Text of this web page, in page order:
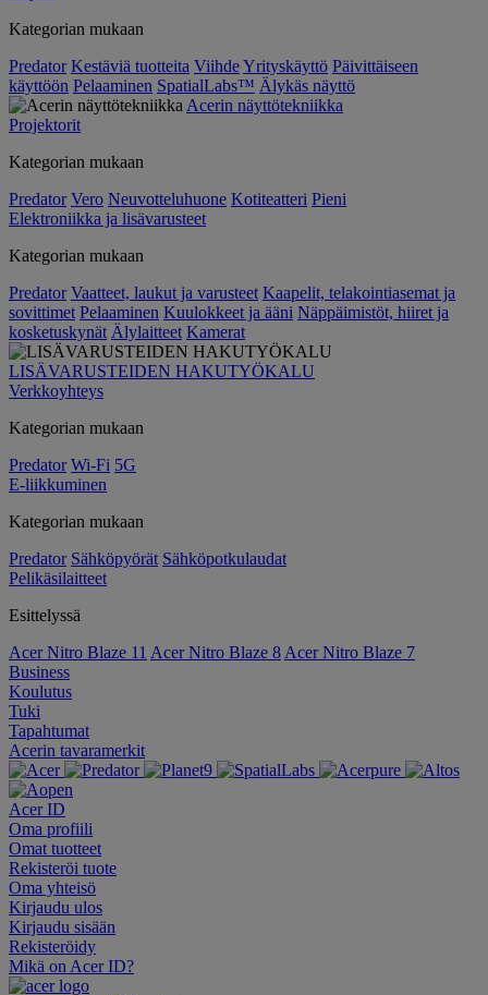
Kategorian mukaan
Predator Kestäviä tuotteita ViihdeYrityskäyttö Päivittäiseen
käyttöön Pelaaminen SpatialLabs™ Älykäs näyttö
Acerin näyttötekniikka
Projektorit
Kategorian mukaan
Predator Vero Neuvotteluhuone Kotiteatteri Pieni
Elektroniikka ja lisävarusteet
Kategorian mukaan
Predator Vaatteet, laukut ja varusteet Kaapelit, telakointiasemat ja
sovittimet Pelaaminen Kuulokkeet ja ääni Näppäimistöt, hiiret ja
kosketuskynät Älylaitteet Kamerat
LISÄVARUSTEIDEN HAKUTYÖKALU
Verkkoyhteys
Kategorian mukaan
Predator Wi-Fi 5G
E-liikkuminen
Kategorian mukaan
Predator Sähköpyörät Sähköpotkulaudat
Pelikäsilaitteet
Esittelyssä
Acer Nitro Blaze 11 Acer Nitro Blaze 8 Acer Nitro Blaze 7
Business
Koulutus
Tuki
Tapahtumat
Acerin tavaramerkit
Acer ID
Oma profiili
Omat tuotteet
Rekisteröi tuote
Oma yhteisö
Kirjaudu ulos
Kirjaudu sisään
Rekisteröidy
Mikä on Acer ID?